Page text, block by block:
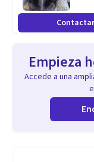
Contactar
Empieza
Accede a una